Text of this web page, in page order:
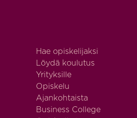
Facebook
LinkedIn
Instagram
TikTok
Youtube
Spotify
Hae opiskelijaksi
Löydä koulutus
Yrityksille
Opiskelu
Ajankohtaista
Business College